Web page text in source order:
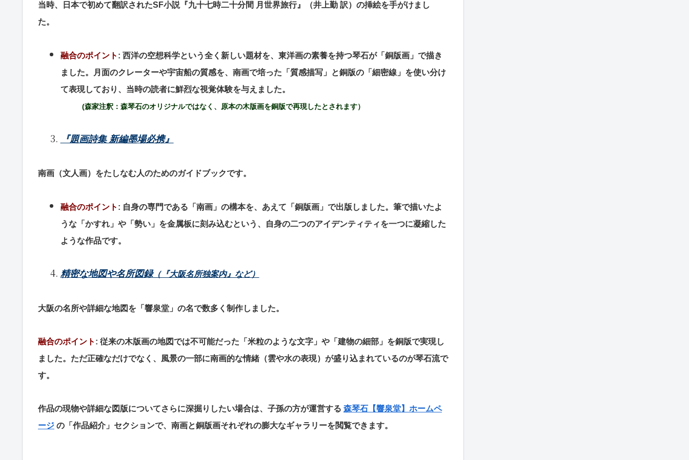
当時、日本で初めて翻訳されたSF小説『九十七時二十分間 月世界旅行』（井上勤 訳）の挿絵を手がけまし
た。
融合のポイント : 西洋の空想科学という全く新しい題材を、東洋画の素養を持つ琴石が「銅版画」で描き
ました。月面のクレーターや宇宙船の質感を、南画で培った「質感描写」と銅版の「細密線」を使い分け
て表現しており、当時の読者に鮮烈な視覚体験を与えました。
(森家注釈：森琴石のオリジナルではなく、原本の木版画を銅版で再現したとされます）
『題画詩集 新編墨場必携』
南画（文人画）をたしなむ人のためのガイドブックです。
融合のポイント : 自身の専門である「南画」の構本を、あえて「銅版画」で出版しました。筆で描いたよ
うな「かすれ」や「勢い」を金属板に刻み込むという、自身の二つのアイデンティティを一つに凝縮した
ような作品です。
精密な地図や名所図録（『大阪名所独案内』など）
大阪の名所や詳細な地図を「響泉堂」の名で数多く制作しました。
融合のポイント : 従来の木版画の地図では不可能だった「米粒のような文字」や「建物の細部」を銅版で実現し
ました。ただ正確なだけでなく、風景の一部に南画的な情緒（雲や水の表現）が盛り込まれているのが琴石流で
す。
作品の現物や詳細な図版についてさらに深掘りしたい場合は、子孫の方が運営する 森琴石【響泉堂】ホームペ
ージ の「作品紹介」セクションで、南画と銅版画それぞれの膨大なギャラリーを閲覧できます。